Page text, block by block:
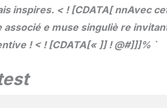
inspires. < ! [CDATA[ nnAvec
associé e muse singuliè re
! < ! [CDATA[« ]] ! @#]]]% `